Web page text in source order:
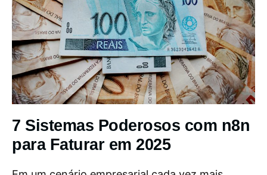
7 Sistemas Poderosos com n8n
para Faturar em 2025